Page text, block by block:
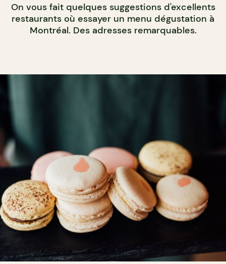
On vous fait quelques suggestions d'excellents
restaurants où essayer un menu dégustation à
Montréal. Des adresses remarquables.